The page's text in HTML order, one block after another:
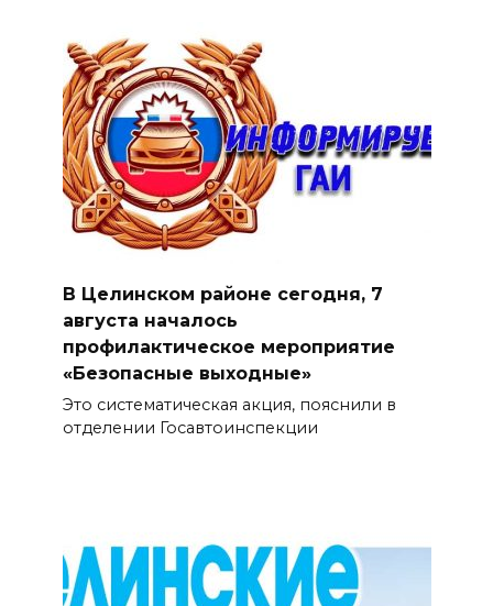
В Целинском районе сегодня, 7
августа началось
профилактическое мероприятие
«Безопасные выходные»
Это систематическая акция, пояснили в
отделении Госавтоинспекции